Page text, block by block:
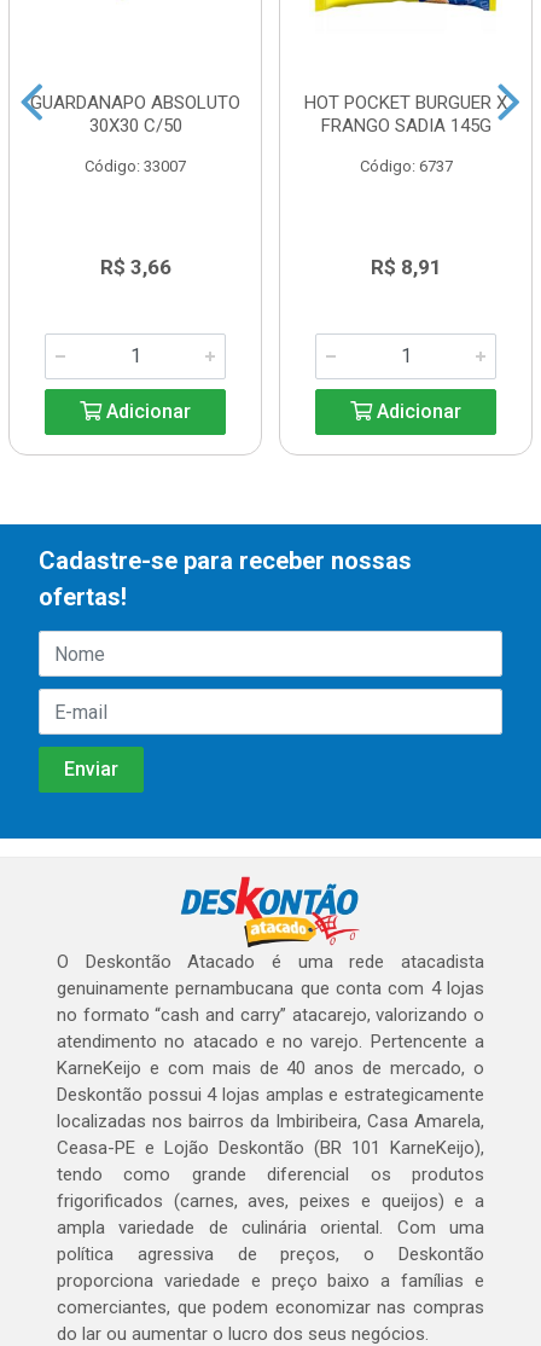
GUARDANAPO ABSOLUTO
30X30 C/50
Código: 33007
R$ 3,66
Adicionar
HOT POCKET BURGUER X
FRANGO SADIA 145G
Código: 6737
R$ 8,91
Adicionar
Cadastre-se para receber nossas
ofertas!
O Deskontão Atacado é uma rede atacadista
genuinamente pernambucana que conta com 4 lojas
no formato “cash and carry” atacarejo, valorizando o
atendimento no atacado e no varejo. Pertencente a
KarneKeijo e com mais de 40 anos de mercado, o
Deskontão possui 4 lojas amplas e estrategicamente
localizadas nos bairros da Imbiribeira, Casa Amarela,
Ceasa-PE e Lojão Deskontão (BR 101 KarneKeijo),
tendo como grande diferencial os produtos
frigorificados (carnes, aves, peixes e queijos) e a
ampla variedade de culinária oriental. Com uma
política agressiva de preços, o Deskontão
proporciona variedade e preço baixo a famílias e
comerciantes, que podem economizar nas compras
do lar ou aumentar o lucro dos seus negócios.